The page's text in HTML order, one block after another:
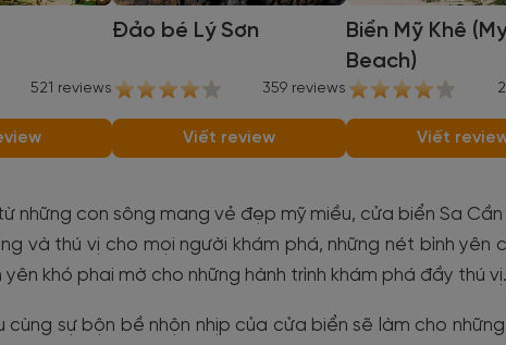
521 reviews
Đảo bé Lý Sơn
359 reviews
Viết review
Biển Mỹ Khê
Beach)
Viết
những con sông mang vẻ đẹp mỹ miều, cửa biển Sa
và thú vị cho mọi người khám phá, những nét bình yên
yên khó phai mờ cho những hành trình khám phá đầy thú vị.
cùng sự bộn bề nhộn nhịp của cửa biển sẽ làm cho